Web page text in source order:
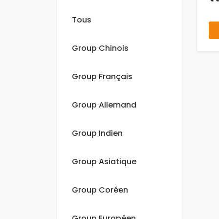
Tous
Group Chinois
Group Français
Group Allemand
Group Indien
Group Asiatique
Group Coréen